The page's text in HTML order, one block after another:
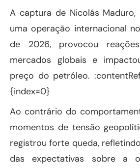
A captura de Nicolás Maduro,
uma operação internacional
de 2026, provocou
mercados globais e
preço do petróleo.
{index=0}
Ao contrário do
momentos de tensão
registrou forte queda,
das expectativas sobre a